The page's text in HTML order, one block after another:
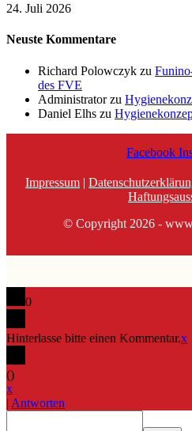
24. Juli 2026
Neuste Kommentare
Richard Polowczyk zu
des FVE
Administratorzu
Daniel Elhs zu
Facebook
Impressum |
© Copyright 2026 -
0
Hinterlasse bitte einen Kommentar.x
()
x
| Antworten